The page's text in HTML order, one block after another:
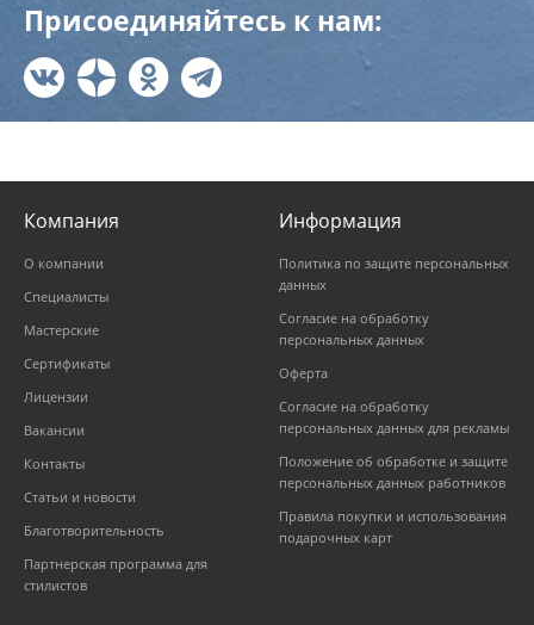
Присоединяйтесь к нам:
Компания
О компании
Специалисты
Мастерские
Сертификаты
Лицензии
Вакансии
Контакты
Статьи и новости
Благотворительность
Партнерская программа для
стилистов
Информация
Политика по защите персональных
данных
Согласие на обработку
персональных данных
Оферта
Согласие на обработку
персональных данных для рекламы
Положение об обработке и защите
персональных данных работников
Правила покупки и использования
подарочных карт